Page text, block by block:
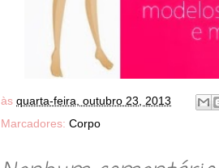
às quarta-feira, outubro 23, 2013
Marcadores: Corpo